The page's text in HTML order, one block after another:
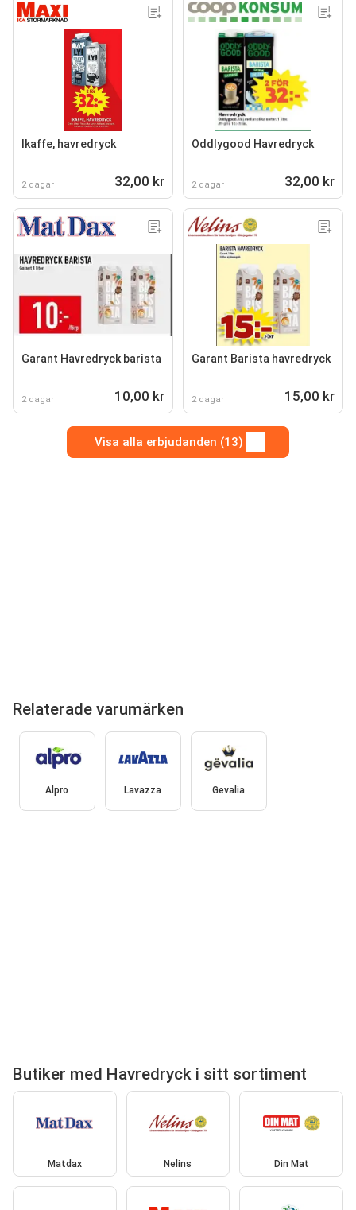
Ikaffe, havredryck
2 dagar 32,00 kr
Oddlygood Havredryck
2 dagar 32,00 kr
Garant Havredryck barista
2 dagar 10,00 kr
Garant Barista havredryck
2 dagar 15,00 kr
Visa alla erbjudanden (13)
Relaterade varumärken
Alpro Lavazza Gevalia
Butiker med Havredryck i sitt sortiment
Matdax Nelins Din Mat